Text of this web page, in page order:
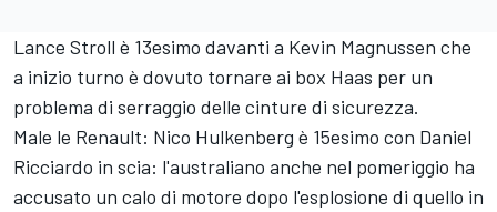
Lance Stroll è 13esimo davanti a Kevin Magnussen che
a inizio turno è dovuto tornare ai box Haas per un
problema di serraggio delle cinture di sicurezza.
Male le Renault: Nico Hulkenberg è 15esimo con Daniel
Ricciardo in scia: l'australiano anche nel pomeriggio ha
accusato un calo di motore dopo l'esplosione di quello in